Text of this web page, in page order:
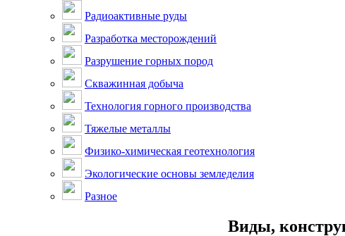
Радиоактивные руды
Разработка месторождений
Разрушение горных пород
Скважинная добыча
Технология горного производства
Тяжелые металлы
Физико-химическая геотехнология
Экологические основы земледелия
Разное
Виды,